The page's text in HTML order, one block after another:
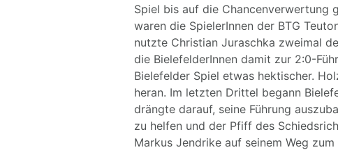
Spiel bis auf die Chancenverwertung
waren die SpielerInnen der BTG
nutzte Christian Juraschka zweimal
die BielefelderInnen damit zur 2:0-
Bielefelder Spiel etwas hektischer.
heran. Im letzten Drittel begann
drängte darauf, seine Führung
zu helfen und der Pfiff des
Markus Jendrike auf seinem Weg